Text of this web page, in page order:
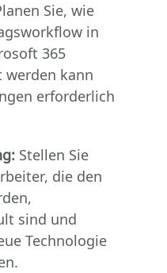
Sie, wie
in
365
kann
erforderlich
Stellen Sie
die den
sind und
Technologie